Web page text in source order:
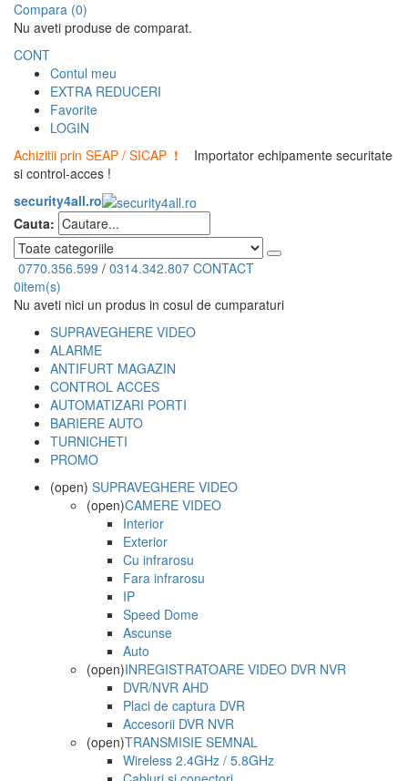
Compara (0)
Nu aveti produse de comparat.
CONT
Contul meu
EXTRA REDUCERI
Favorite
LOGIN
Achizitii prin SEAP / SICAP !
Importator echipamente securitate
si control-acces !
security4all.ro
Cauta:
0770.356.599 / 0314.342.807 CONTACT
0item(s)
Nu aveti nici un produs in cosul de cumparaturi
SUPRAVEGHERE VIDEO
ALARME
ANTIFURT MAGAZIN
CONTROL ACCES
AUTOMATIZARI PORTI
BARIERE AUTO
TURNICHETI
PROMO
(open) SUPRAVEGHERE VIDEO
(open)CAMERE VIDEO
Interior
Exterior
Cu infrarosu
Fara infrarosu
IP
Speed Dome
Ascunse
Auto
(open)INREGISTRATOARE VIDEO DVR NVR
DVR/NVR AHD
Placi de captura DVR
Accesorii DVR NVR
(open)TRANSMISIE SEMNAL
Wireless 2.4GHz / 5.8GHz